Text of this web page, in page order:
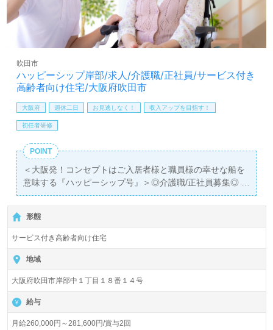
相談可能です。転職相談、求人紹介、年収交渉など完全無
料サービスをご利用いただけます。＜非公開求人も取扱い
あり！＞"転職支援"のプロと一緒に転職活動！お問い合わ
せお待ちしております。
ハッピーシップ岸部/求人/介護職/正社員/サービス付き
高齢者向け住宅/大阪府吹田市
吹田市
大阪府 週休二日 お見逃しなく！ 収入アップを目指す！
初任者研修
POINT
＜大阪発！コンセプトはご入居者様と職員様の幸せな船を
意味する『ハッピーシップ号』＞◎介護職/正社員募集◎
【月給260,000円～281,600円/賞与2回】＊初任者研修以上
有資格者向け求人＊『岸部駅』徒歩14分。お車通勤可能で
す。
入居定員32名（32室/全室個室）『ハッピーシップ岸部』
株式会社ハッピーシップ（本社：大阪府吹田市）様の運営
です。大阪府を中心にサービス付き高齢者向け住宅を展開
されています。
者様、職員様ともに幸せな時を願う事業所様！◎
形態
サービス付き高齢者向け住宅
地域
大阪府吹田市岸部中１丁目１８番１４号
給与
月給260,000円～281,600円/賞与2回